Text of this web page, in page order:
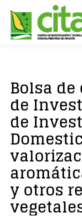
Bolsa
de
de
y otros